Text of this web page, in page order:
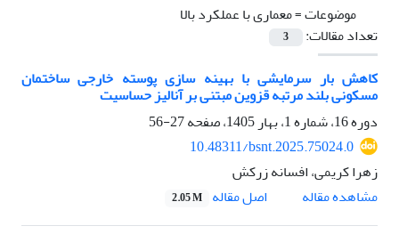
موضوعات =معماری با عملکرد بالا
تعداد مقالات:
3
کاهش بار سرمایشی با بهینه سازی پوسته خارجی ساختمان
مسکونی بلند مرتبه قزوین مبتنی بر آنالیز حساسیت
دوره 16، شماره 1، بهار 1405، صفحه
27-56
10.48311/bsnt.2025.75024.0
زهرا کریمی، افسانه زرکش
مشاهده مقاله
اصل مقاله 2.05 M